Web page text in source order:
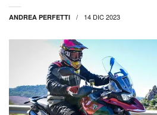
ANDREA PERFETTI 14 DIC 2023